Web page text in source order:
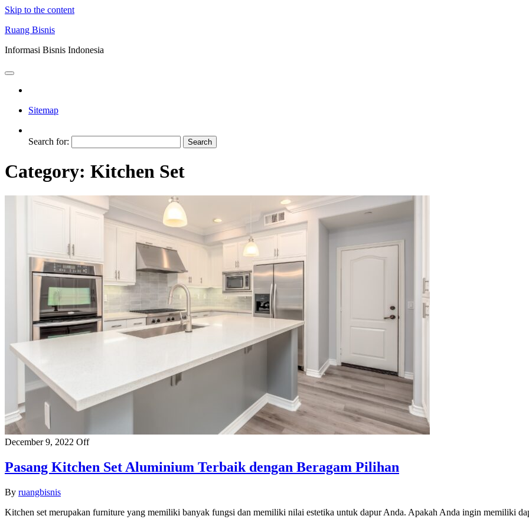
Skip to the content
Ruang Bisnis
Informasi Bisnis Indonesia
Sitemap
Search for:
Category: Kitchen Set
December 9, 2022 Off
Pasang Kitchen Set Aluminium Terbaik dengan Beragam Pilihan
By ruangbisnis
Kitchen set merupakan furniture yang memiliki banyak fungsi dan memiliki nilai estetika untuk dapur Anda. Apakah Anda ingin memiliki